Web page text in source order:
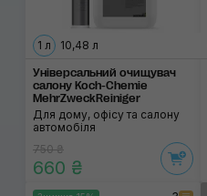
1 л 10,48 л
Універсальний очищувач
салону Koch-Chemie
MehrZweckReiniger
Для дому, офісу та салону
автомобіля
750 ₴
660 ₴